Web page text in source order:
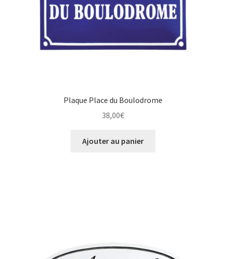
Plaque Place du Boulodrome
38,00€
Ajouter au panier